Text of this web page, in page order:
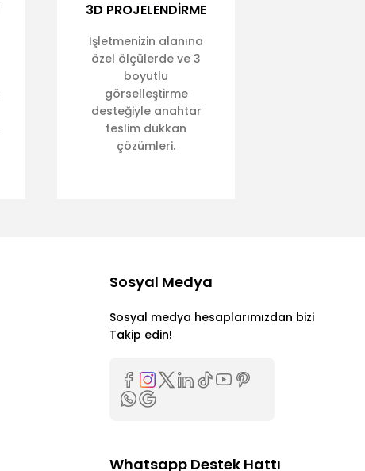
3D PROJELENDİRME
İşletmenizin alanına
özel ölçülerde ve 3
boyutlu
görselleştirme
desteğiyle anahtar
teslim dükkan
çözümleri.
Sosyal Medya
Sosyal medya hesaplarımızdan bizi
Takip edin!
Whatsapp Destek Hattı